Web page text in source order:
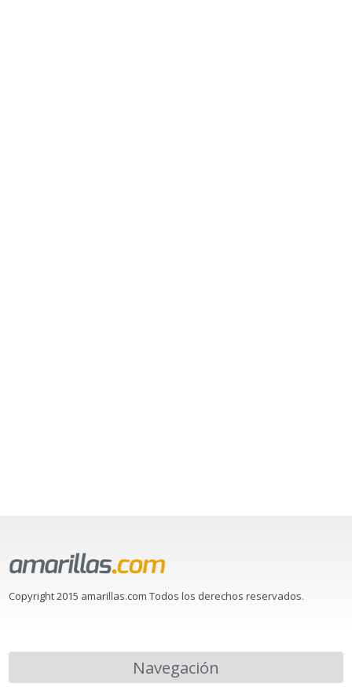
Copyright 2015 amarillas.com Todos los derechos reservados.
Navegación